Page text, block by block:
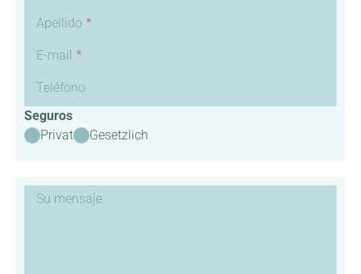
Apellido
E-mail
Teléfono
Seguros
Privat
Gesetzlich
Mensaje
Su mensaje